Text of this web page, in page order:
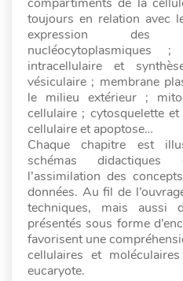
toujours en relation avec
expression des
nucléocytoplasmiques
intracellulaire et
vésiculaire ; membrane
le milieu extérieur ;
cellulaire ; cytosquelette
cellulaire et apoptose…
Chaque chapitre est
schémas
l’assimilation des
données. Au fil de
techniques, mais aussi
présentés sous forme
favorisent une
cellulaires et
eucaryote.